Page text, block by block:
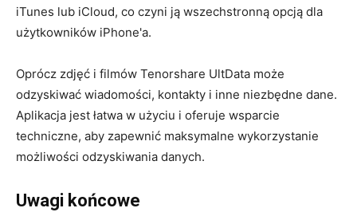
iTunes lub iCloud, co czyni ją wszechstronną opcją dla
użytkowników iPhone'a.
Oprócz zdjęć i filmów Tenorshare UltData może
odzyskiwać wiadomości, kontakty i inne niezbędne dane.
Aplikacja jest łatwa w użyciu i oferuje wsparcie
techniczne, aby zapewnić maksymalne wykorzystanie
możliwości odzyskiwania danych.
Uwagi końcowe